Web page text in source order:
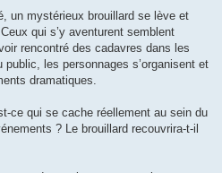
un mystérieux brouillard se lève et
qui s’y aventurent semblent
rencontré des cadavres dans les
public, les personnages s’organisent et
dramatiques.
ce qui se cache réellement au sein du
? Le brouillard recouvrira-t-il